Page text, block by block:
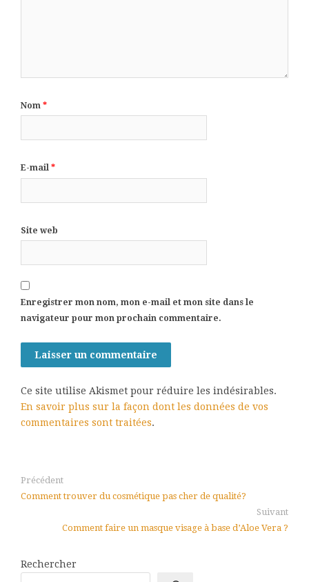
Nom *
E-mail *
Site web
Enregistrer mon nom, mon e-mail et mon site dans le
navigateur pour mon prochain commentaire.
Ce site utilise Akismet pour réduire les indésirables.
En savoir plus sur la façon dont les données de vos
commentaires sont traitées.
Précédent
Comment trouver du cosmétique pas cher de qualité?
Suivant
Comment faire un masque visage à base d’Aloe Vera ?
Rechercher